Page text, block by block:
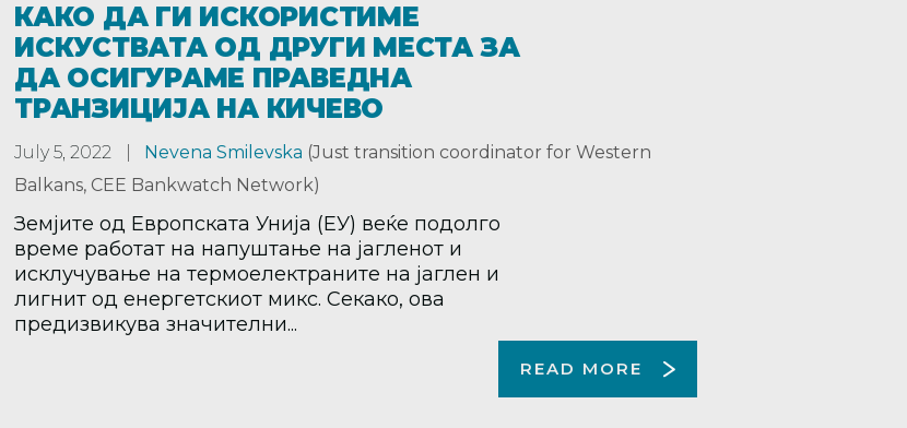
КАКО ДА ГИ ИСКОРИСТИМЕ
ИСКУСТВАТА ОД ДРУГИ МЕСТА ЗА
ДА ОСИГУРАМЕ ПРАВЕДНА
ТРАНЗИЦИЈА НА КИЧЕВО
July 5, 2022 Nevena Smilevska (Just transition coordinator for Western
Balkans, CEE Bankwatch Network)
Земјите од Европската Унија (ЕУ) веќе подолго
време работат на напуштање на јагленот и
исклучување на термоелектраните на јаглен и
лигнит од енергетскиот микс. Секако, ова
предизвикува значителни...
READ MORE